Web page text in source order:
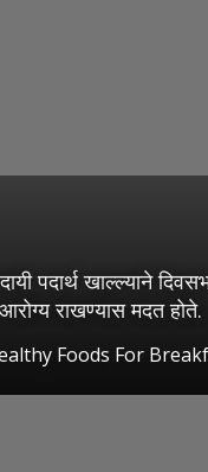
पदार्थ खाल्ल्याने
राखण्यास मदत होते.
Foods For